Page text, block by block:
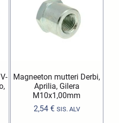
Magneeton mutteri Derbi,
Aprilia, Gilera
M10x1,00mm
2,54 € SIS. ALV